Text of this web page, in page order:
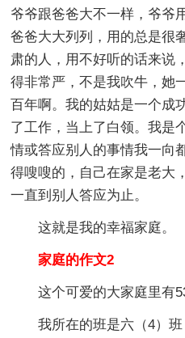
爷爷跟爸爸大不一样，爷爷
爸爸大大列列，用的总是很
肃的人，用不好听的话来说
得非常严，不是我吹牛，她
百年啊。我的姑姑是一个成
了工作，当上了白领。我是
情或答应别人的事情我一向
得嗖嗖的，自己在家是老大
一直到别人答应为止。
这就是我的幸福家庭。
家庭的作文2
这个可爱的大家庭里有
我所在的班是六（4）